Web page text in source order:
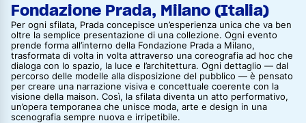
Fondazione Prada, Milano (Italia)
Per ogni sfilata, Prada concepisce un’esperienza unica che va ben
oltre la semplice presentazione di una collezione. Ogni evento
prende forma all’interno della Fondazione Prada a Milano,
trasformata di volta in volta attraverso una coreografia ad hoc che
dialoga con lo spazio, la luce e l’architettura. Ogni dettaglio — dal
percorso delle modelle alla disposizione del pubblico — è pensato
per creare una narrazione visiva e concettuale coerente con la
visione della maison. Così, la sfilata diventa un atto performativo,
un’opera temporanea che unisce moda, arte e design in una
scenografia sempre nuova e irripetibile.